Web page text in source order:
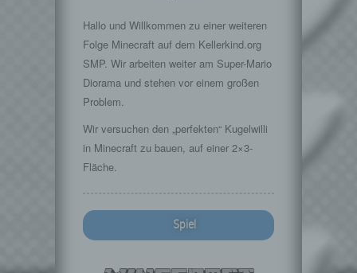
Hallo und Willkommen zu einer weiteren
Folge Minecraft auf dem Kellerkind.org
SMP. Wir arbeiten weiter am Super-Mario
Diorama und stehen vor einem großen
Problem.
Wir versuchen den „perfekten“ Kugelwilli
in Minecraft zu bauen, auf einer 2×3-
Fläche.
Spiel